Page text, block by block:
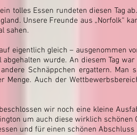
tolles Essen rundeten diesen Tag
Unsere Freunde aus „Norfolk“
sahen.
eigentlich gleich – ausgenommen
wurde. An diesem Tag
Schnäppchen ergattern.
Menge. Auch der
wir noch eine kleine
um auch diese wirklich
und für einen schönen Abschluss